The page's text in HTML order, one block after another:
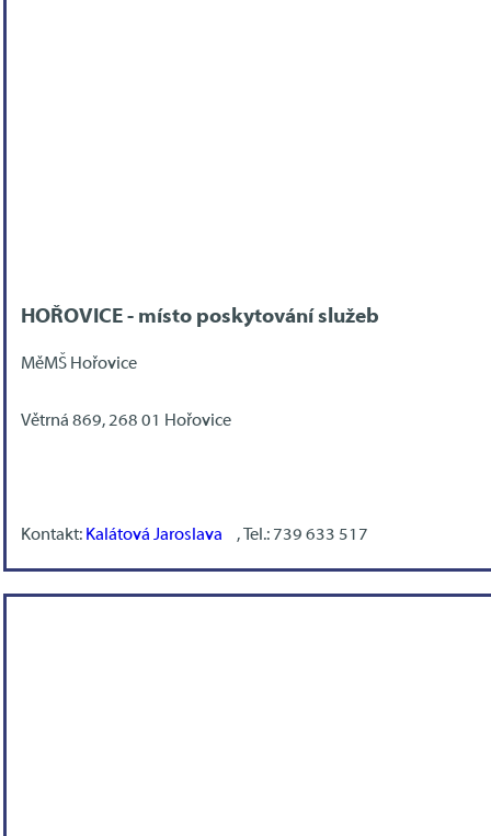
HOŘOVICE - místo poskytování služeb
MěMŠ Hořovice
Větrná 869, 268 01 Hořovice
Kontakt: Kalátová Jaroslava , Tel.: 739 633 517